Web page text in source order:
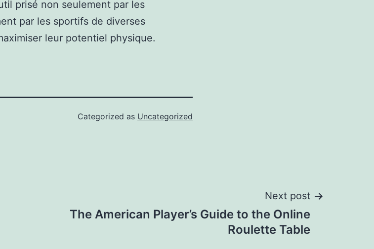
prisé non seulement par les
par les sportifs de diverses
leur potentiel physique.
Categorized as Uncategorized
Next post
The American Player’s Guide to the Online
Roulette Table